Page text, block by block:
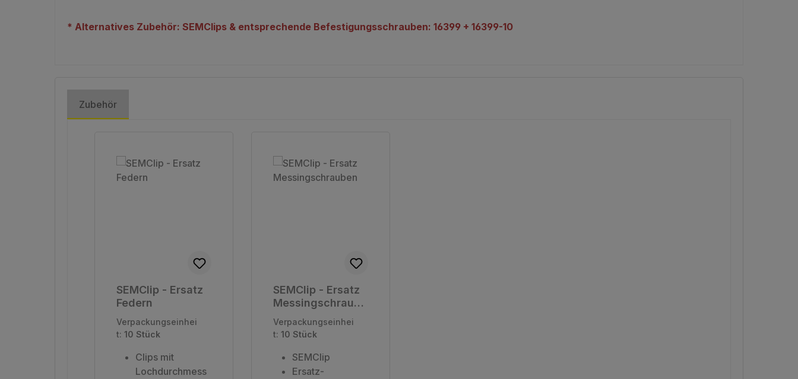
* Alternatives Zubehör: SEMClips & entsprechende Befestigungsschrauben: 16399 + 16399-10
Zubehör
SEMClip - Ersatz
Federn
Verpackungseinhei
t: 10 Stück
Clips mit
Lochdurchmess
SEMClip - Ersatz
Messingschraube
n
Verpackungseinhei
t: 10 Stück
SEMClip
Ersatz-